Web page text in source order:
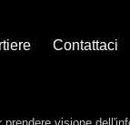
Contattaci